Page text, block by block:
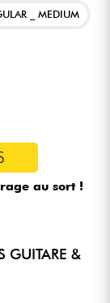
_ MEDIUM
au sort !
GUITARE &